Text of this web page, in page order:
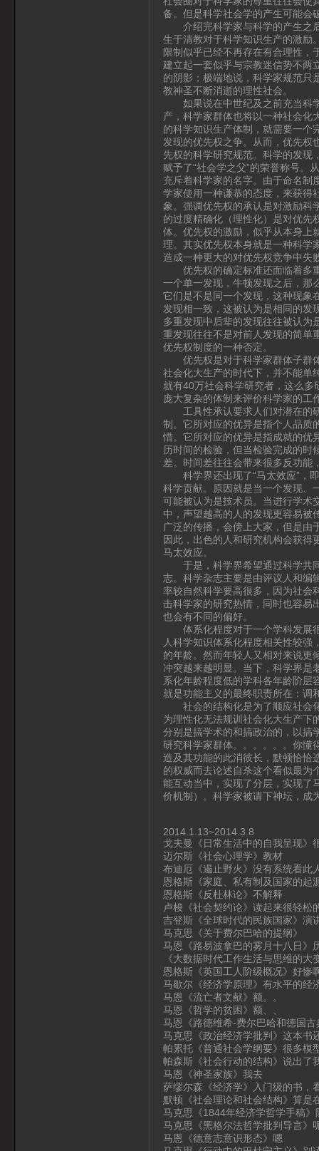
备。但是科学社会学的产生可能会
介绍完科学家与科学的产生之后
生于清教对于科学知识生产的激励
限制似乎已经不再存在有合理性，
建立起一套似乎与宗教迷信势不两
的阴影；极端地说，科学家规范只
教神圣不断消逝的理性社会。
如果说在中世纪及之前充当科学
产，科学家群体也将以一种社会化
的科学知识生产体制，就需要一个
发现的优先权之争。从而，优先权
先权的科学研究规范。科学的发现
赋予了“社会学之父”的荣誉称号。
充斥着科学家的名字。由于命名制
学家使用一种谦恭的态度，来获得
象。强调优先权的承认是对激励科
的过度精确化（理性化）是对优先
体。优先权的激励，似乎从本身上
理。其实优先权本身就是一种科学
造成一种更大的对优先权竞争中失
优先权的确定标准还面临着多重
一个单一发现，牛顿发现之后，那
它们是不是同一个发现，这种现象
发现相一致，这被认为是相同的发
多重发现中后辈的发现往往被认为
重发现往往不是对前人发现的简单
优先权制度的一种否定。
优先权是对于科学家群体子群体
社会化大生产的时代下，并不能单
就有40万社会科学研究者，这么
庞大复杂的体制来评价科学家的工
工具性承认要求人们对潜在的研
制。它所对应的优异是指个人品质
惜。它所对应的优异是指成就的优
历时间的检验，但当检验完成的时
差。时间差往往会带来很多反功能
科学界还出现了“马太效应”，即
科学贡献。原因就是当一个发现、
可能被认为是技术员。当进行学术
中，声望越高的人的发现更容易被
广泛的传播，会傍上大家，但是由
因此，出色的人和研究机构会获得
马太效应。
于是，科学界希望通过科学共同
志。科学杂志主要是由评议人和编
率较自然科学要高很多，因为社会
击科学家的研究热情，同时也容易
也会有不同的偏好。
体系化程度对于一个学科发展很
人科学知识体系化程度相关性较
的年龄。然而年轻人又相对来说更
冲突越来越明显。当下，科学界是
系化年龄程度低的学科各年龄阶层
就是功能主义的最终职责所在：调
社会的结构化是为了顺应社会化
为理性化无法规训社会化大生产下
分别是搞学术的和搞政治的，以搞
研究科学家群体。。。。。。你懂
造及其功能的此消彼长，默顿恰恰
的权威而去论述自杀这个看似最为
能互动当中，实现了分层，实现了
价机制）。科学家被请下神坛，成
2014.1.13~2014.3.8
戈夫曼《日常生活中的自我呈现》
迈尔斯《社会心理学》教材
布迪厄《遏止野火》没有系统看此
恩格斯《家庭、私有制及国家的起
恩格斯《反杜林论》不解释
卢梭《社会契约论》读起来很轻松
吉登斯《全球时代的民族国家》演
马克思《关于费尔巴哈的提纲》
马恩《路易波拿巴的雾月十八日》
《大数据时代工作生活与思维的
恩格斯《英国工人阶级概况》好惨
马歇尔《经济学原理》有水平的经
马恩《流亡者文献》额。。
马恩《哲学的贫困》额、、
马恩《路德维希-费尔巴哈和德国古
马克思《政治经济学批判》这本书
帕累托《普通社会学纲要》很多模
帕森斯《社会行动的结构》说出了
马恩《神圣家族》我去
萨缪尔森《经济学》入门级的书，
默顿《社会理论和社会结构》算是
马克思《1844年经济学哲学手稿
马克思《黑格尔法哲学批判导言》
马恩《德意志意识形态》嗯